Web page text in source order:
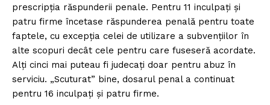
prescripția răspunderii penale. Pentru 11 inculpați și
patru firme încetase răspunderea penală pentru toate
faptele, cu excepția celei de utilizare a subvențiilor în
alte scopuri decât cele pentru care fuseseră acordate.
Alți cinci mai puteau fi judecați doar pentru abuz în
serviciu. „Scuturat” bine, dosarul penal a continuat
pentru 16 inculpați și patru firme.